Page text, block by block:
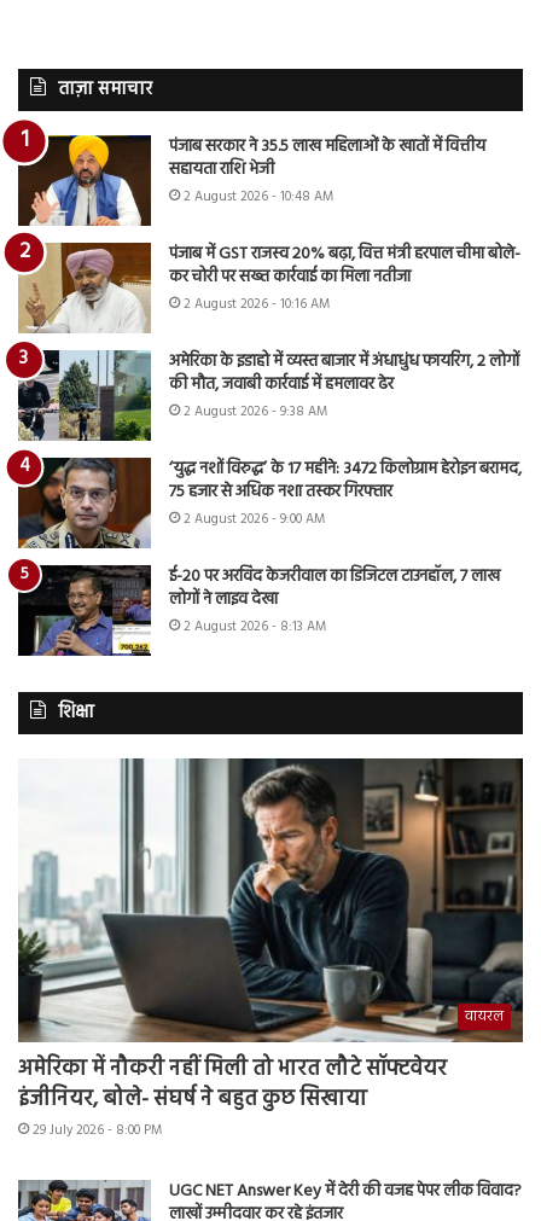
ताज़ा समाचार
पंजाब सरकार ने 35.5 लाख महिलाओं के खातों में वित्तीय
सहायता राशि भेजी
2 August 2026 - 10:48 AM
पंजाब में GST राजस्व 20% बढ़ा, वित्त मंत्री हरपाल चीमा बोले-
कर चोरी पर सख्त कार्रवाई का मिला नतीजा
2 August 2026 - 10:16 AM
अमेरिका के इडाहो में व्यस्त बाजार में अंधाधुंध फायरिंग, 2 लोगों
की मौत, जवाबी कार्रवाई में हमलावर ढेर
2 August 2026 - 9:38 AM
‘युद्ध नशों विरुद्ध’ के 17 महीने: 3472 किलोग्राम हेरोइन बरामद,
75 हजार से अधिक नशा तस्कर गिरफ्तार
2 August 2026 - 9:00 AM
ई-20 पर अरविंद केजरीवाल का डिजिटल टाउनहॉल, 7 लाख
लोगों ने लाइव देखा
2 August 2026 - 8:13 AM
शिक्षा
वायरल
अमेरिका में नौकरी नहीं मिली तो भारत लौटे सॉफ्टवेयर
इंजीनियर, बोले- संघर्ष ने बहुत कुछ सिखाया
29 July 2026 - 8:00 PM
UGC NET Answer Key में देरी की वजह पेपर लीक विवाद?
लाखों उम्मीदवार कर रहे इंतजार